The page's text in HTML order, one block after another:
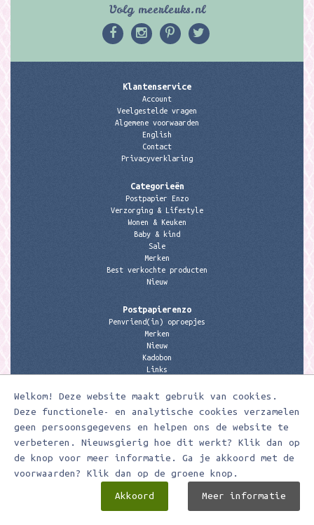
Welkom! Deze website maakt gebruik van cookies.
Deze functionele- en analytische cookies verzamelen
geen persoonsgegevens en helpen ons de website te
verbeteren. Nieuwsgierig hoe dit werkt? Klik dan op
de knop voor meer informatie. Ga je akkoord met de
voorwaarden? Klik dan op de groene knop.
Akkoord Meer informatie
Volg meerleuks.nl
Klantenservice
Account
Veelgestelde vragen
Algemene voorwaarden
English
Contact
Privacyverklaring
Categorieën
Postpapier Enzo
Verzorging & Lifestyle
Wonen & Keuken
Baby & kind
Sale
Merken
Best verkochte producten
Nieuw
Postpapierenzo
Penvriend(in) oproepjes
Merken
Nieuw
Kadobon
Links
Contactgegevens
Meerleuks
anita@meerleuks.nl
06 – 107 163 36
KVK nummer: 58807179
BTW nummer: 853190859B01
Meerleuks ® Ontwerp & realisatie doorDigizijn ICT & WEB